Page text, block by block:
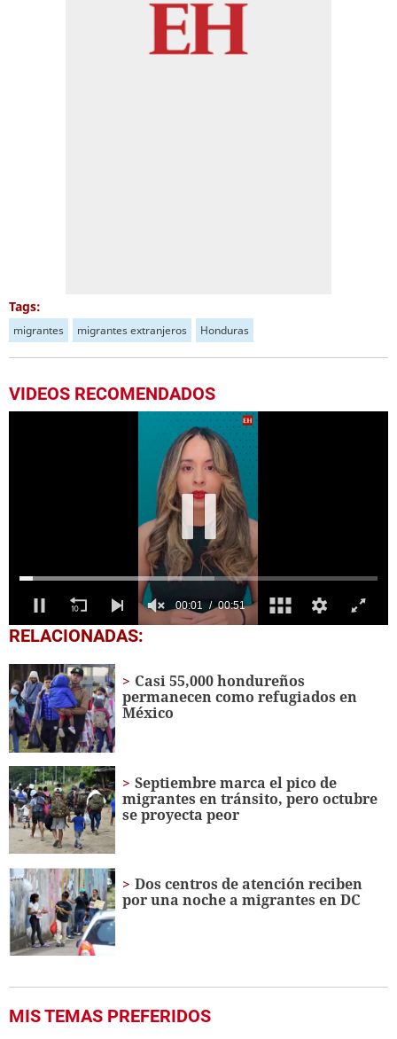
Tags:
migrantes migrantes extranjeros Honduras
VIDEOS RECOMENDADOS
0
of
seconds
RELACIONADAS:
Casi 55,000 hondureños
permanecen como refugiados en
México
Septiembre marca el pico de
migrantes en tránsito, pero octubre
se proyecta peor
Dos centros de atención reciben
por una noche a migrantes en DC
MIS TEMAS PREFERIDOS